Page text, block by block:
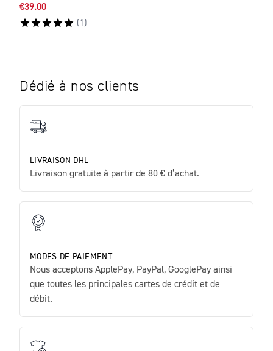
€39.00
( 1 )
Dédié à nos clients
LIVRAISON DHL
Livraison gratuite à partir de 80 € d’achat.
MODES DE PAIEMENT
Nous acceptons ApplePay, PayPal, GooglePay ainsi
que toutes les principales cartes de crédit et de
débit.